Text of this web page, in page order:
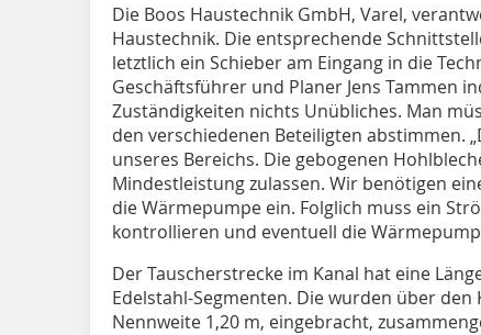
Die Boos Haustechnik GmbH, Varel,
Haustechnik. Die entsprechende
letztlich ein Schieber am Eingang in die
Geschäftsführer und Planer Jens Tammen
Zuständigkeiten nichts Unübliches. Man
den verschiedenen Beteiligten abstimmen.
unseres Bereichs. Die gebogenen
Mindestleistung zulassen. Wir benötigen
die Wärmepumpe ein. Folglich muss ein
kontrollieren und eventuell die
Der Tauscherstrecke im Kanal hat eine
Edelstahl-Segmenten. Die wurden über den
Nennweite 1,20 m, eingebracht,